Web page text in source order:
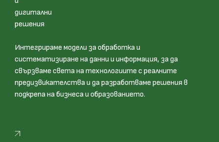
Интегрираме модели за обработка и
систематизиране на данни и информация, за да
свързваме света на технологиите с реалните
предизвикателства и да разработваме решения в
подкрепа на бизнеса и образованието.